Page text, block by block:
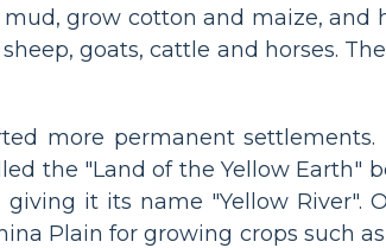
grow cotton and maize, and
goats, cattle and horses.
more permanent
the "Land of the Yellow Earth"
it its name "Yellow River".
Plain for growing crops such